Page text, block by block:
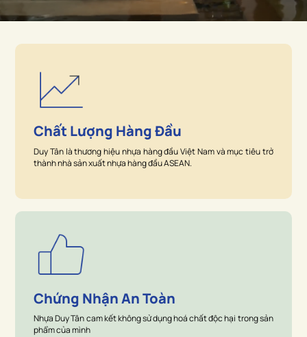
Chất Lượng Hàng Đầu
Duy Tân là thương hiệu nhựa hàng đầu Việt Nam và mục tiêu trở
thành nhà sản xuất nhựa hàng đầu ASEAN.
Chứng Nhận An Toàn
Nhựa Duy Tân cam kết không sử dụng hoá chất độc hại trong sản
phẩm của mình